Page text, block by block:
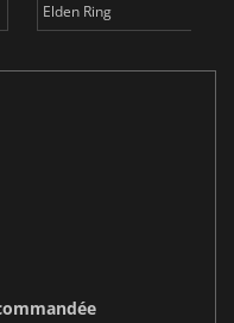
Elden Ring